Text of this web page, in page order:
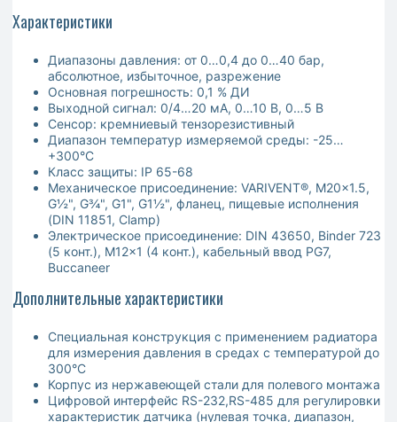
Характеристики
Диапазоны давления: от 0…0,4 до 0…40 бар,
абсолютное, избыточное, разрежение
Основная погрешность: 0,1 % ДИ
Выходной сигнал: 0/4…20 мА, 0…10 В, 0…5 В
Сенсор: кремниевый тензорезистивный
Диапазон температур измеряемой среды: -25…
+300°C
Класс защиты: IP 65-68
Механическое присоединение: VARIVENT®, M20x1.5,
G½", G¾", G1", G1½", фланец, пищевые исполнения
(DIN 11851, Clamp)
Электрическое присоединение: DIN 43650, Binder 723
(5 конт.), M12x1 (4 конт.), кабельный ввод PG7,
Buccaneer
Дополнительные характеристики
Специальная конструкция с применением радиатора
для измерения давления в средах с температурой до
300°C
Корпус из нержавеющей стали для полевого монтажа
Цифровой интерфейс RS-232,RS-485 для регулировки
характеристик датчика (нулевая точка, диапазон,